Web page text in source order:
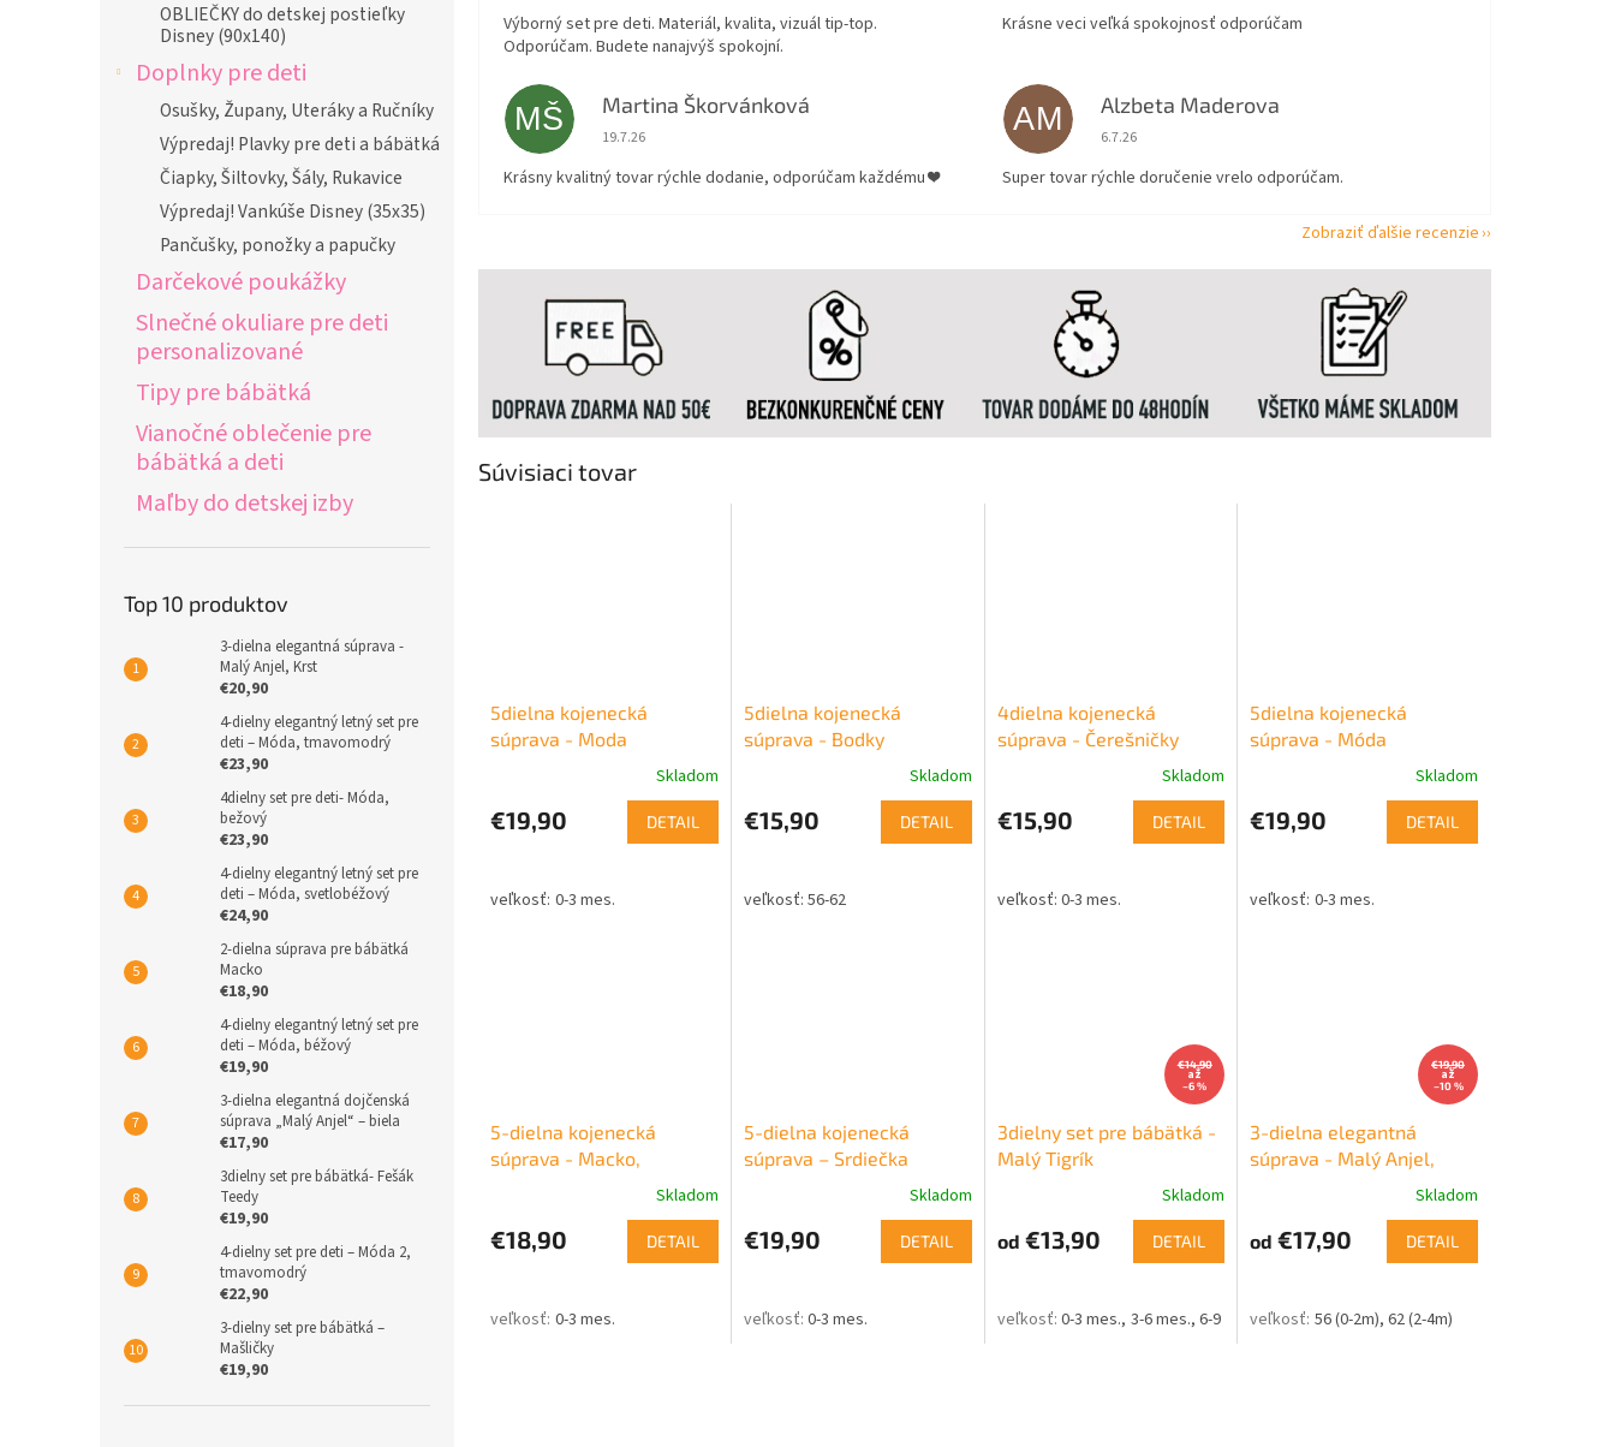
OBLIEČKY do detskej postieľky
Disney (90x140)
Doplnky pre deti
Osušky, Župany, Uteráky a Ručníky
Výpredaj! Plavky pre deti a bábätká
Čiapky, Šiltovky, Šály, Rukavice
Výpredaj! Vankúše Disney (35x35)
Pančušky, ponožky a papučky
Darčekové poukážky
Slnečné okuliare pre deti
personalizované
Tipy pre bábätká
Vianočné oblečenie pre
bábätká a deti
Maľby do detskej izby
Top 10 produktov
3-dielna elegantná súprava -
Malý Anjel, Krst
€20,90
4-dielny elegantný letný set pre
deti – Móda, tmavomodrý
€23,90
4dielny set pre deti- Móda,
bežový
€23,90
4-dielny elegantný letný set pre
deti – Móda, svetlobéžový
€24,90
2-dielna súprava pre bábätká
Macko
€18,90
4-dielny elegantný letný set pre
deti – Móda, béžový
€19,90
3-dielna elegantná dojčenská
súprava „Malý Anjel“ – biela
€17,90
3dielny set pre bábätká- Fešák
Teedy
€19,90
4-dielny set pre deti – Móda 2,
tmavomodrý
€22,90
3-dielny set pre bábätká –
Mašličky
€19,90
Súvisiaci tovar
5dielna kojenecká
súprava - Moda
Skladom
€19,90 DETAIL
0-3 mes.
5dielna kojenecká
súprava - Bodky
Skladom
€15,90 DETAIL
56-62
4dielna kojenecká
súprava - Čerešničky
Skladom
€15,90 DETAIL
0-3 mes.
5dielna kojenecká
súprava - Móda
Skladom
€19,90 DETAIL
0-3 mes.
5-dielna kojenecká
súprava - Macko,
Skladom
€18,90 DETAIL
0-3 mes.
5-dielna kojenecká
súprava – Srdiečka
Skladom
€19,90 DETAIL
0-3 mes.
€14,90
až
–6 %
3dielny set pre bábätká -
Malý Tigrík
Skladom
od €13,90 DETAIL
0-3 mes. 3-6 mes. 6-9 mes.
€19,90
až
–10 %
3-dielna elegantná
súprava - Malý Anjel,
Skladom
od €17,90 DETAIL
56 (0-2m) 62 (2-4m)
Výborný set pre deti. Materiál, kvalita, vizuál tip-top.
Odporúčam. Budete nanajvýš spokojní.
Krásne veci veľká spokojnosť odporúčam
MŠ Martina Škorvánková
Hodnotenie obchodu je 5 z 5 hviezdičiek.
19.7.26
Krásny kvalitný tovar rýchle dodanie, odporúčam každému ❤️
AM Alzbeta Maderova
Hodnotenie obchodu je 5 z 5 hviezdičiek.
6.7.26
Super tovar rýchle doručenie vrelo odporúčam.
Zobraziť ďalšie recenzie